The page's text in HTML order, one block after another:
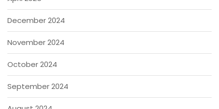
December 2024
November 2024
October 2024
September 2024